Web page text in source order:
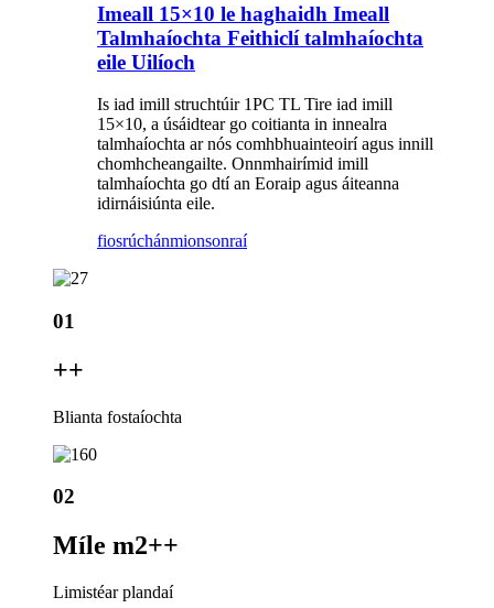
Imeall 15×10 le haghaidh Imeall
Talmhaíochta Feithiclí talmhaíochta
eile Uilíoch
Is iad imill struchtúir 1PC TL Tire iad imill
15×10, a úsáidtear go coitianta in innealra
talmhaíochta ar nós comhbhuainteoirí agus innill
chomhcheangailte. Onnmhairímid imill
talmhaíochta go dtí an Eoraip agus áiteanna
idirnáisiúnta eile.
fiosrúchánmionsonraí
01
++
Blianta fostaíochta
02
Míle m2++
Limistéar plandaí